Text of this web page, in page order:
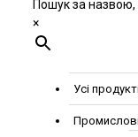
Пошук за назвою,
×
Усі